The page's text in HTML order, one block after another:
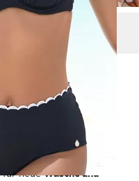
und
und die
sommerlichen
für neueWäsche und